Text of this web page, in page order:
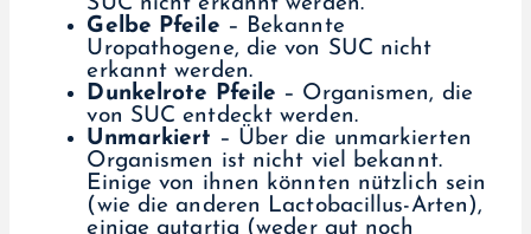
SUC nicht erkannt werden.
Gelbe Pfeile – Bekannte
Uropathogene, die von SUC nicht
erkannt werden.
Dunkelrote Pfeile – Organismen, die
von SUC entdeckt werden.
Unmarkiert – Über die unmarkierten
Organismen ist nicht viel bekannt.
Einige von ihnen könnten nützlich sein
(wie die anderen Lactobacillus-Arten),
einige gutartig (weder gut noch